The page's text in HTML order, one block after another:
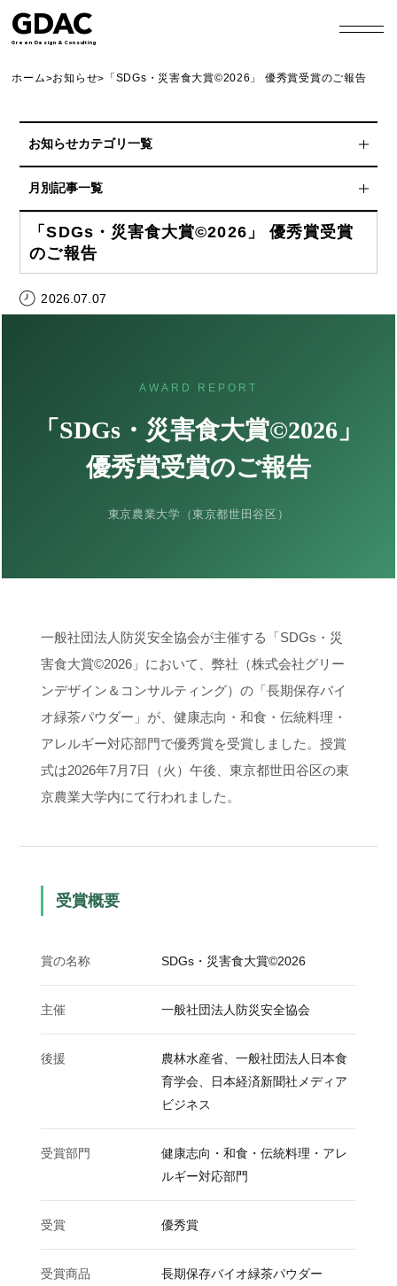
GDAC
Green Design & Consulting
ホーム>お知らせ> 「SDGs・災害食大賞©2026」 優秀賞受賞のご報告
お知らせカテゴリ一覧
スポンサーシップ
協賛
非常食アレンジレシピ
プレスリリース
展示会実績
メディア掲載
その他の動画
災害・防災情報
チョッといい話
天災人語
月別記事一覧
2026年8月
2026年7月
2026年6月
2026年2月
2026年1月
2025年5月
2025年4月
2025年2月
2024年12月
2024年10月
2024年3月
2023年12月
「SDGs・災害食大賞©2026」 優秀賞受賞
のご報告
2026.07.07
AWARD REPORT
「SDGs・災害食大賞©2026」
優秀賞受賞のご報告
東京農業大学（東京都世田谷区）
一般社団法人防災安全協会が主催する「SDGs・災
害食大賞©2026」において、弊社（株式会社グリー
ンデザイン＆コンサルティング）の「長期保存バイ
オ緑茶パウダー」が、健康志向・和食・伝統料理・
アレルギー対応部門で優秀賞を受賞しました。授賞
式は2026年7月7日（火）午後、東京都世田谷区の東
京農業大学内にて行われました。
受賞概要
賞の名称 SDGs・災害食大賞©2026
主催 一般社団法人防災安全協会
後援
農林水産省、一般社団法人日本食
育学会、日本経済新聞社メディア
ビジネス
受賞部門
健康志向・和食・伝統料理・アレ
ルギー対応部門
受賞 優秀賞
受賞商品 長期保存バイオ緑茶パウダー